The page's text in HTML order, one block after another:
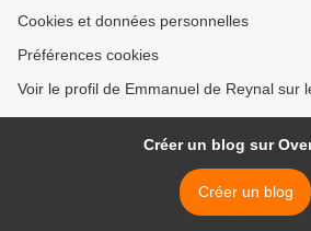
Cookies et données personnelles
Préférences cookies
Voir le profil de Emmanuel de Reynal sur
Créer un blog sur
Créer un blog